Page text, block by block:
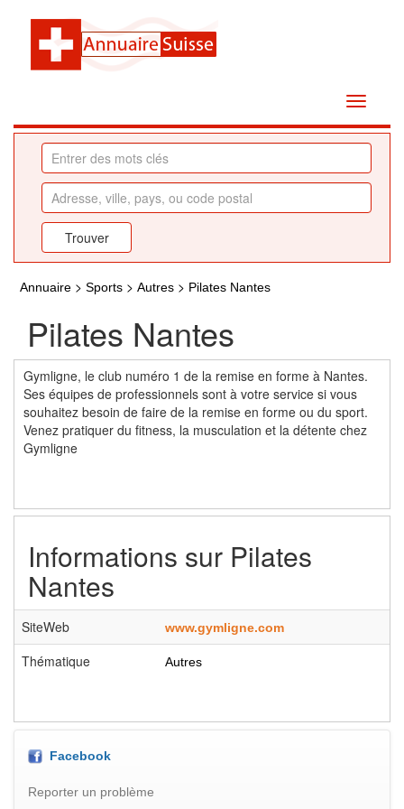
Annuaire > Sports > Autres > Pilates Nantes
Pilates Nantes
Gymligne, le club numéro 1 de la remise en forme à Nantes.
Ses équipes de professionnels sont à votre service si vous
souhaitez besoin de faire de la remise en forme ou du sport.
Venez pratiquer du fitness, la musculation et la détente chez
Gymligne
Informations sur Pilates
Nantes
SiteWeb www.gymligne.com
Thématique Autres
Facebook
Reporter un problème